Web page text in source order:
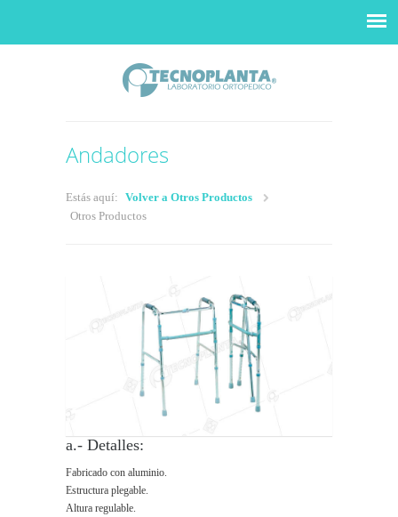
Andadores
Estás aquí: Volver a Otros Productos
Otros Productos
a.- Detalles:
Fabricado con aluminio.
Estructura plegable.
Altura regulable.